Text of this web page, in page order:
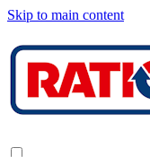
Skip to main content